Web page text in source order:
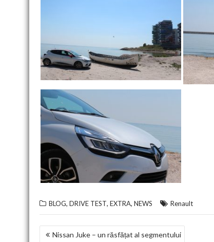
BLOG, DRIVE TEST, EXTRA, NEWS Renault
NAVIGARE
Nissan Juke – un răsfățat al segmentului